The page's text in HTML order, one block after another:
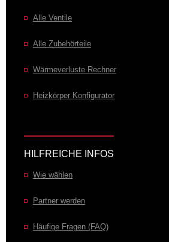
El. Heizstab unten L
Weiss
Alle Ventile
Alle Zubehörteile
Wärmeverluste Rechner
Heizkörper Konfigurator
HILFREICHE INFOS
Wie wählen
Partner werden
Häufige Fragen (FAQ)